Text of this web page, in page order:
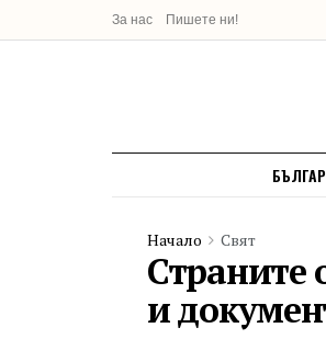
За нас Пишете ни!
Начало Свят
Страните
и